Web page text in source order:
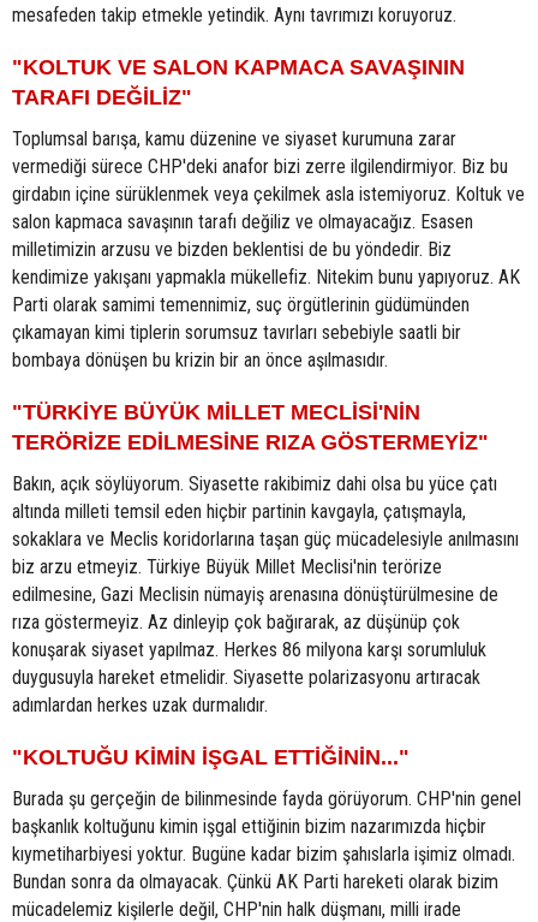
mesafeden takip etmekle yetindik. Aynı tavrımızı koruyoruz.
"KOLTUK VE SALON KAPMACA SAVAŞININ
TARAFI DEĞİLİZ"
Toplumsal barışa, kamu düzenine ve siyaset kurumuna zarar
vermediği sürece CHP'deki anafor bizi zerre ilgilendirmiyor. Biz bu
girdabın içine sürüklenmek veya çekilmek asla istemiyoruz. Koltuk ve
salon kapmaca savaşının tarafı değiliz ve olmayacağız. Esasen
milletimizin arzusu ve bizden beklentisi de bu yöndedir. Biz
kendimize yakışanı yapmakla mükellefiz. Nitekim bunu yapıyoruz. AK
Parti olarak samimi temennimiz, suç örgütlerinin güdümünden
çıkamayan kimi tiplerin sorumsuz tavırları sebebiyle saatli bir
bombaya dönüşen bu krizin bir an önce aşılmasıdır.
"TÜRKİYE BÜYÜK MİLLET MECLİSİ'NİN
TERÖRİZE EDİLMESİNE RIZA GÖSTERMEYİZ"
Bakın, açık söylüyorum. Siyasette rakibimiz dahi olsa bu yüce çatı
altında milleti temsil eden hiçbir partinin kavgayla, çatışmayla,
sokaklara ve Meclis koridorlarına taşan güç mücadelesiyle anılmasını
biz arzu etmeyiz. Türkiye Büyük Millet Meclisi'nin terörize
edilmesine, Gazi Meclisin nümayiş arenasına dönüştürülmesine de
rıza göstermeyiz. Az dinleyip çok bağırarak, az düşünüp çok
konuşarak siyaset yapılmaz. Herkes 86 milyona karşı sorumluluk
duygusuyla hareket etmelidir. Siyasette polarizasyonu artıracak
adımlardan herkes uzak durmalıdır.
"KOLTUĞU KİMİN İŞGAL ETTİĞİNİN..."
Burada şu gerçeğin de bilinmesinde fayda görüyorum. CHP'nin genel
başkanlık koltuğunu kimin işgal ettiğinin bizim nazarımızda hiçbir
kıymetiharbiyesi yoktur. Bugüne kadar bizim şahıslarla işimiz olmadı.
Bundan sonra da olmayacak. Çünkü AK Parti hareketi olarak bizim
mücadelemiz kişilerle değil, CHP'nin halk düşmanı, milli irade